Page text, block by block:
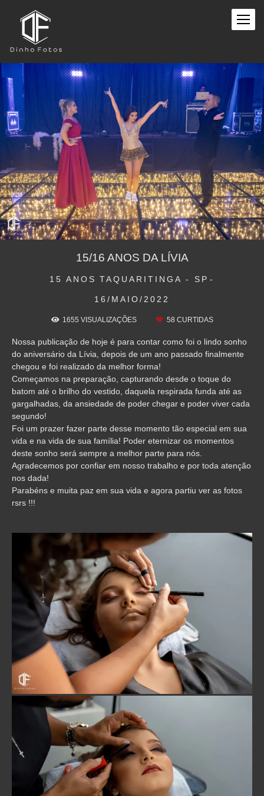
15 ANOS TAQUARITINGA - SP
16/MAIO/2022
15/16 ANOS DA LÍVIA
1655 VISUALIZAÇÕES 58 CURTIDAS
Nossa publicação de hoje é para contar como foi o lindo sonho
do aniversário da Lívia, depois de um ano passado finalmente
chegou e foi realizado da melhor forma!
Começamos na preparação, capturando desde o toque do
batom até o brilho do vestido, daquela respirada funda até as
gargalhadas, da ansiedade de poder chegar e poder viver cada
segundo!
Foi um prazer fazer parte desse momento tão especial em sua
vida e na vida de sua família! Poder eternizar os momentos
deste sonho será sempre a melhor parte para nós.
Agradecemos por confiar em nosso trabalho e por toda atenção
nos dada!
Parabéns e muita paz em sua vida e agora partiu ver as fotos
rsrs !!!